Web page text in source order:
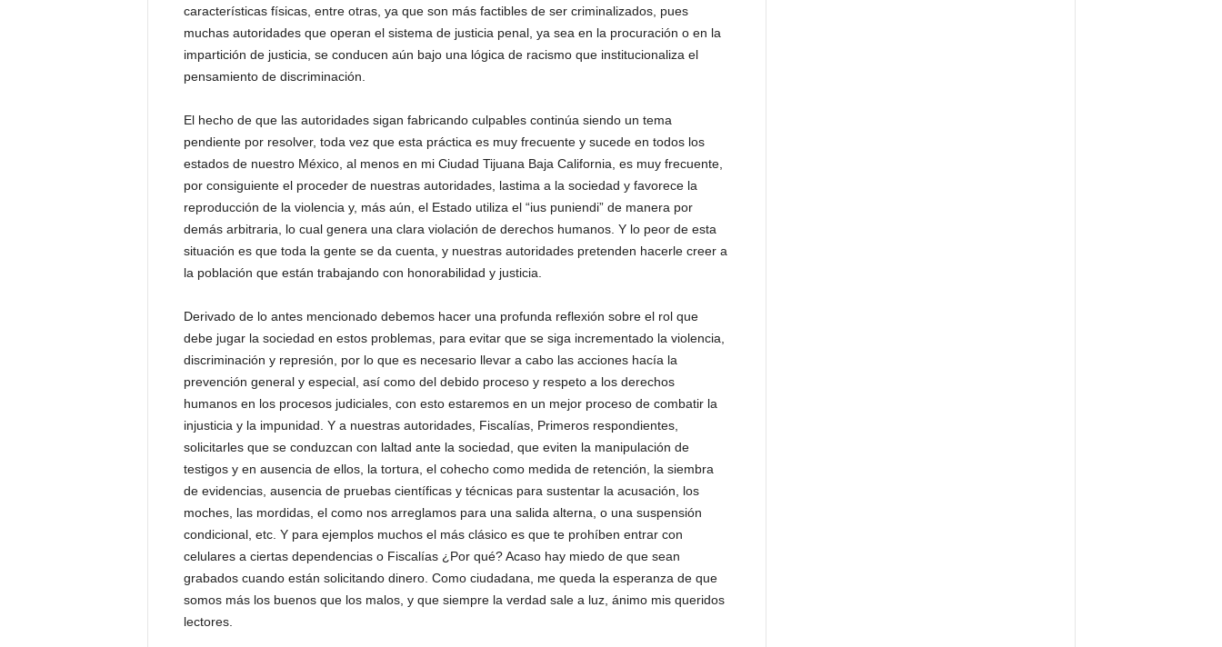
características físicas, entre otras, ya que son más factibles de ser criminalizados, pues
muchas autoridades que operan el sistema de justicia penal, ya sea en la procuración o en la
impartición de justicia, se conducen aún bajo una lógica de racismo que institucionaliza el
pensamiento de discriminación.
El hecho de que las autoridades sigan fabricando culpables continúa siendo un tema
pendiente por resolver, toda vez que esta práctica es muy frecuente y sucede en todos los
estados de nuestro México, al menos en mi Ciudad Tijuana Baja California, es muy frecuente,
por consiguiente el proceder de nuestras autoridades, lastima a la sociedad y favorece la
reproducción de la violencia y, más aún, el Estado utiliza el “ius puniendi” de manera por
demás arbitraria, lo cual genera una clara violación de derechos humanos. Y lo peor de esta
situación es que toda la gente se da cuenta, y nuestras autoridades pretenden hacerle creer a
la población que están trabajando con honorabilidad y justicia.
Derivado de lo antes mencionado debemos hacer una profunda reflexión sobre el rol que
debe jugar la sociedad en estos problemas, para evitar que se siga incrementado la violencia,
discriminación y represión, por lo que es necesario llevar a cabo las acciones hacía la
prevención general y especial, así como del debido proceso y respeto a los derechos
humanos en los procesos judiciales, con esto estaremos en un mejor proceso de combatir la
injusticia y la impunidad. Y a nuestras autoridades, Fiscalías, Primeros respondientes,
solicitarles que se conduzcan con laltad ante la sociedad, que eviten la manipulación de
testigos y en ausencia de ellos, la tortura, el cohecho como medida de retención, la siembra
de evidencias, ausencia de pruebas científicas y técnicas para sustentar la acusación, los
moches, las mordidas, el como nos arreglamos para una salida alterna, o una suspensión
condicional, etc. Y para ejemplos muchos el más clásico es que te prohíben entrar con
celulares a ciertas dependencias o Fiscalías ¿Por qué? Acaso hay miedo de que sean
grabados cuando están solicitando dinero. Como ciudadana, me queda la esperanza de que
somos más los buenos que los malos, y que siempre la verdad sale a luz, ánimo mis queridos
lectores.